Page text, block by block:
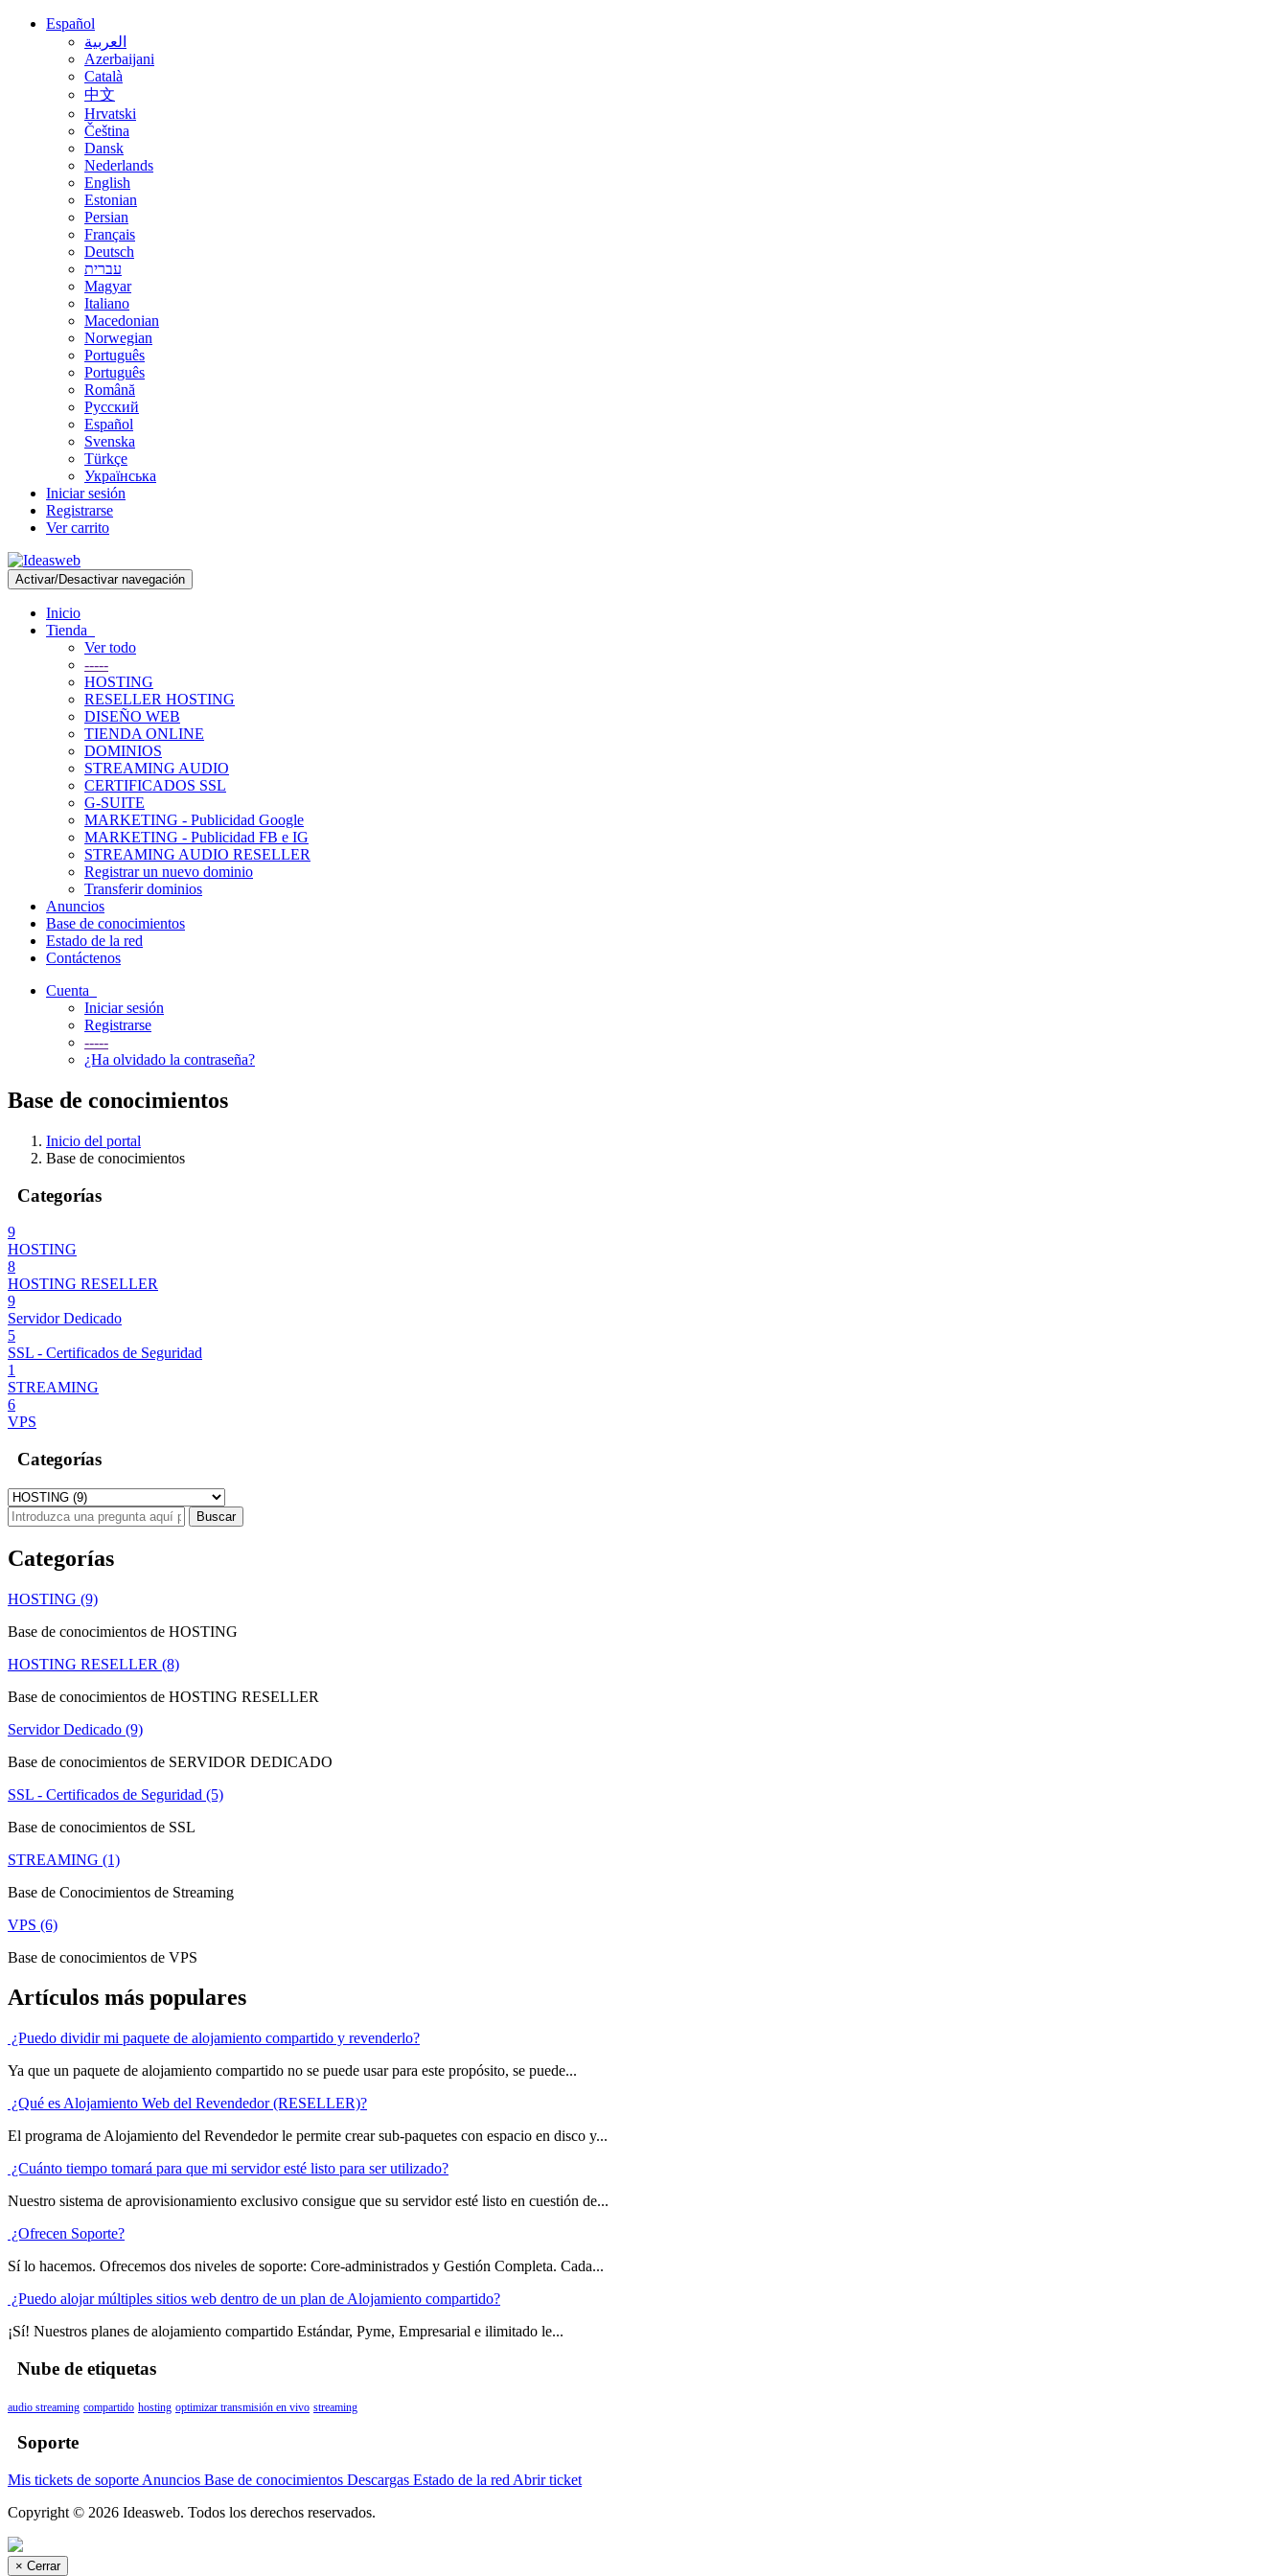
Español
العربية
Azerbaijani
Català
中文
Hrvatski
Čeština
Dansk
Nederlands
English
Estonian
Persian
Français
Deutsch
עברית
Magyar
Italiano
Macedonian
Norwegian
Português
Português
Română
Русский
Español
Svenska
Türkçe
Українська
Iniciar sesión
Registrarse
Ver carrito
Activar/Desactivar navegación
Inicio
Tienda
Ver todo
-----
HOSTING
RESELLER HOSTING
DISEÑO WEB
TIENDA ONLINE
DOMINIOS
STREAMING AUDIO
CERTIFICADOS SSL
G-SUITE
MARKETING - Publicidad Google
MARKETING - Publicidad FB e IG
STREAMING AUDIO RESELLER
Registrar un nuevo dominio
Transferir dominios
Anuncios
Base de conocimientos
Estado de la red
Contáctenos
Cuenta
Iniciar sesión
Registrarse
-----
¿Ha olvidado la contraseña?
Base de conocimientos
Inicio del portal
Base de conocimientos
Categorías
9
HOSTING
8
HOSTING RESELLER
9
Servidor Dedicado
5
SSL - Certificados de Seguridad
1
STREAMING
6
VPS
Categorías
Categorías
HOSTING (9)
Base de conocimientos de HOSTING
HOSTING RESELLER (8)
Base de conocimientos de HOSTING RESELLER
Servidor Dedicado (9)
Base de conocimientos de SERVIDOR DEDICADO
SSL - Certificados de Seguridad (5)
Base de conocimientos de SSL
STREAMING (1)
Base de Conocimientos de Streaming
VPS (6)
Base de conocimientos de VPS
Artículos más populares
¿Puedo dividir mi paquete de alojamiento compartido y revenderlo?
Ya que un paquete de alojamiento compartido no se puede usar para este propósito, se puede...
¿Qué es Alojamiento Web del Revendedor (RESELLER)?
El programa de Alojamiento del Revendedor le permite crear sub-paquetes con espacio en disco y...
¿Cuánto tiempo tomará para que mi servidor esté listo para ser utilizado?
Nuestro sistema de aprovisionamiento exclusivo consigue que su servidor esté listo en cuestión de...
¿Ofrecen Soporte?
Sí lo hacemos. Ofrecemos dos niveles de soporte: Core-administrados y Gestión Completa. Cada...
¿Puedo alojar múltiples sitios web dentro de un plan de Alojamiento compartido?
¡Sí! Nuestros planes de alojamiento compartido Estándar, Pyme, Empresarial e ilimitado le...
Nube de etiquetas
audio streaming compartido hosting optimizar transmisión en vivo streaming
Soporte
Mis tickets de soporte Anuncios Base de conocimientos Descargas Estado de la red Abrir ticket
Copyright © 2026 Ideasweb. Todos los derechos reservados.
× Cerrar